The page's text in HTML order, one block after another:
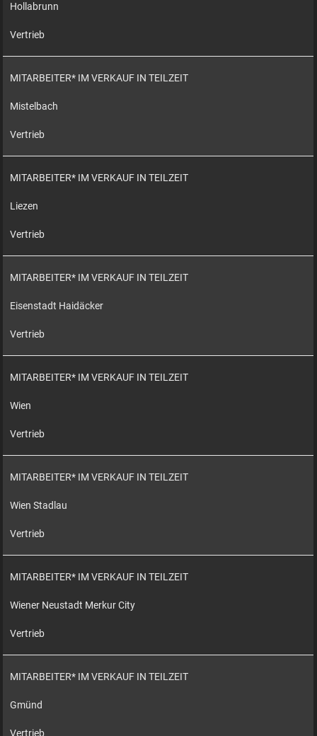
Hollabrunn
Vertrieb
MITARBEITER* IM VERKAUF IN TEILZEIT
Mistelbach
Vertrieb
MITARBEITER* IM VERKAUF IN TEILZEIT
Liezen
Vertrieb
MITARBEITER* IM VERKAUF IN TEILZEIT
Eisenstadt Haidäcker
Vertrieb
MITARBEITER* IM VERKAUF IN TEILZEIT
Wien
Vertrieb
MITARBEITER* IM VERKAUF IN TEILZEIT
Wien Stadlau
Vertrieb
MITARBEITER* IM VERKAUF IN TEILZEIT
Wiener Neustadt Merkur City
Vertrieb
MITARBEITER* IM VERKAUF IN TEILZEIT
Gmünd
Vertrieb